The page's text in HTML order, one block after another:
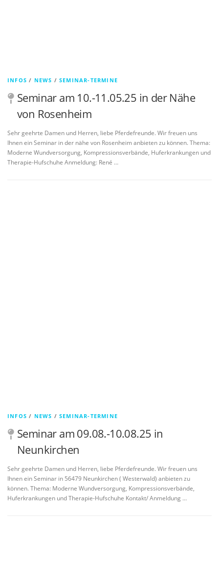
INFOS / NEWS /SEMINAR-TERMINE
Seminar am 10.-11.05.25 in der Nähe
von Rosenheim
Sehr geehrte Damen und Herren, liebe Pferdefreunde. Wir freuen uns
Ihnen ein Seminar in der nähe von Rosenheim anbieten zu können. Thema:
Moderne Wundversorgung, Kompressionsverbände, Huferkrankungen und
Therapie-Hufschuhe Anmeldung: René …
INFOS / NEWS /SEMINAR-TERMINE
Seminar am 09.08.-10.08.25 in
Neunkirchen
Sehr geehrte Damen und Herren, liebe Pferdefreunde. Wir freuen uns
Ihnen ein Seminar in 56479 Neunkirchen ( Westerwald) anbieten zu
können. Thema: Moderne Wundversorgung, Kompressionsverbände,
Huferkrankungen und Therapie-Hufschuhe Kontakt/ Anmeldung …